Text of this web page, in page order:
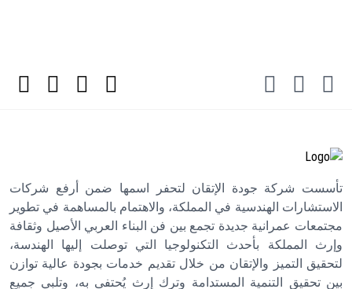
تأسست شركة جودة الإتقان لتحفر اسمها ضمن أرفع شركات
الاستشارات الهندسية في المملكة، والاهتمام بالمساهمة في تطوير
مجتمعات عمرانية جديدة تجمع بين فن البناء العربي الأصيل وثقافة
وإرث المملكة بأحدث التكنولوجيا التي توصلت إليها الهندسة،
لتحقيق التميز والإتقان من خلال تقديم خدمات بجودة عالية توازن
بين تحقيق التنمية المستدامة وترك إرث يُحتفى به، وتلبي جميع